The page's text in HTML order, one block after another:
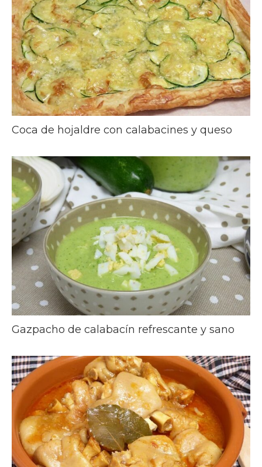
Coca de hojaldre con calabacines y queso
Gazpacho de calabacín refrescante y sano